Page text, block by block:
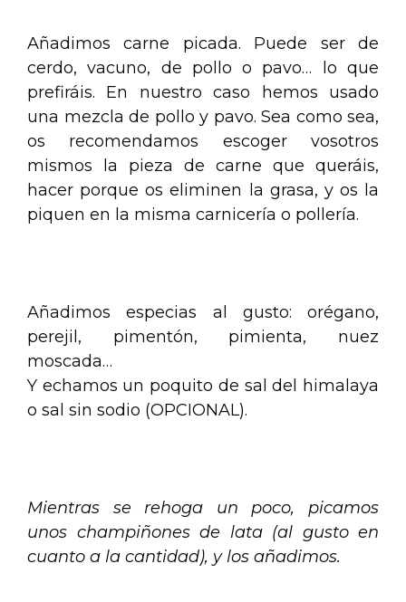
Añadimos carne picada. Puede ser de
cerdo, vacuno, de pollo o pavo… lo que
prefiráis. En nuestro caso hemos usado
una mezcla de pollo y pavo. Sea como sea,
os recomendamos escoger vosotros
mismos la pieza de carne que queráis,
hacer porque os eliminen la grasa, y os la
piquen en la misma carnicería o pollería.
Añadimos especias al gusto: orégano,
perejil, pimentón, pimienta, nuez
moscada…
Y echamos un poquito de sal del himalaya
o sal sin sodio (OPCIONAL).
Mientras se rehoga un poco, picamos
unos champiñones de lata (al gusto en
cuanto a la cantidad), y los añadimos.